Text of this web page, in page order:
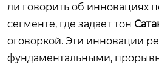
ли говорить об инновациях
сегменте, где задает тон
оговоркой. Эти инновации
фундаментальными,